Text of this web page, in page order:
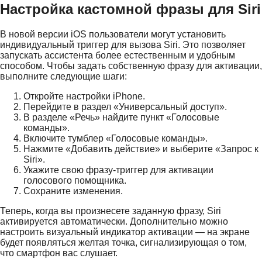
Настройка кастомной фразы для Siri
В новой версии iOS пользователи могут установить
индивидуальный триггер для вызова Siri. Это позволяет
запускать ассистента более естественным и удобным
способом. Чтобы задать собственную фразу для активации,
выполните следующие шаги:
Откройте настройки iPhone.
Перейдите в раздел «Универсальный доступ».
В разделе «Речь» найдите пункт «Голосовые
команды».
Включите тумблер «Голосовые команды».
Нажмите «Добавить действие» и выберите «Запрос к
Siri».
Укажите свою фразу-триггер для активации
голосового помощника.
Сохраните изменения.
Теперь, когда вы произнесете заданную фразу, Siri
активируется автоматически. Дополнительно можно
настроить визуальный индикатор активации — на экране
будет появляться желтая точка, сигнализирующая о том,
что смартфон вас слушает.